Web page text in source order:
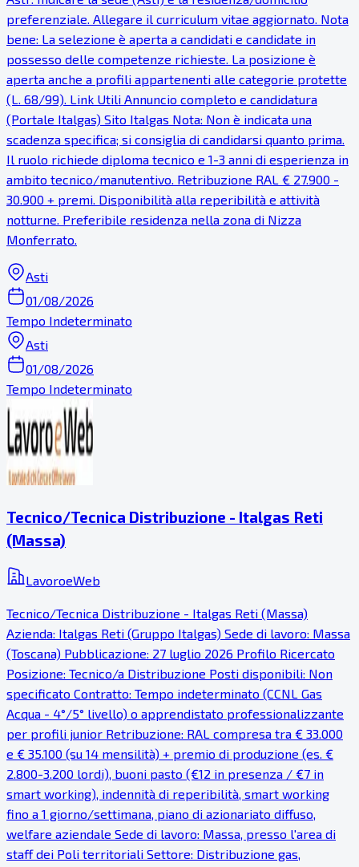
preferenziale. Allegare il curriculum vitae aggiornato. Nota
bene: La selezione è aperta a candidati e candidate in
possesso delle competenze richieste. La posizione è
aperta anche a profili appartenenti alle categorie protette
(L. 68/99). Link Utili Annuncio completo e candidatura
(Portale Italgas) Sito Italgas Nota: Non è indicata una
scadenza specifica; si consiglia di candidarsi quanto prima.
Il ruolo richiede diploma tecnico e 1-3 anni di esperienza in
ambito tecnico/manutentivo. Retribuzione RAL € 27.900 -
30.900 + premi. Disponibilità alla reperibilità e attività
notturne. Preferibile residenza nella zona di Nizza
Monferrato.
Asti
01/08/2026
Tempo Indeterminato
Asti
01/08/2026
Tempo Indeterminato
Tecnico/Tecnica Distribuzione - Italgas Reti
(Massa)
LavoroeWeb
Tecnico/Tecnica Distribuzione - Italgas Reti (Massa)
Azienda: Italgas Reti (Gruppo Italgas) Sede di lavoro: Massa
(Toscana) Pubblicazione: 27 luglio 2026 Profilo Ricercato
Posizione: Tecnico/a Distribuzione Posti disponibili: Non
specificato Contratto: Tempo indeterminato (CCNL Gas
Acqua - 4°/5° livello) o apprendistato professionalizzante
per profili junior Retribuzione: RAL compresa tra € 33.000
e € 35.100 (su 14 mensilità) + premio di produzione (es. €
2.800-3.200 lordi), buoni pasto (€12 in presenza / €7 in
smart working), indennità di reperibilità, smart working
fino a 1 giorno/settimana, piano di azionariato diffuso,
welfare aziendale Sede di lavoro: Massa, presso l'area di
staff dei Poli territoriali Settore: Distribuzione gas,